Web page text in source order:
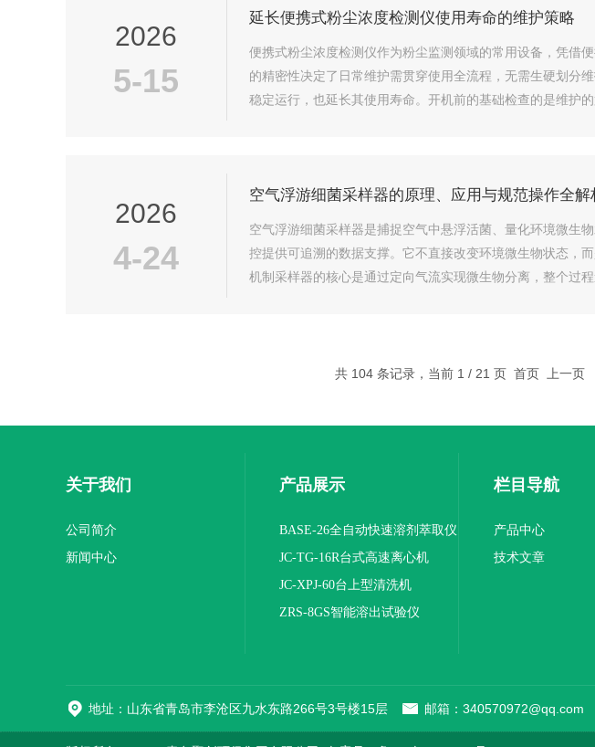
2026
5-15
延长便携式粉尘浓度检测仪使用寿命的维护策略
便携式粉尘浓度检测仪作为粉尘监测领域的常用设备，凭借
的精密性决定了日常维护需贯穿使用全流程，无需生硬划分
稳定运行，也延长其使用寿命。开机前的基础检查的是维护
2026
4-24
空气浮游细菌采样器的原理、应用与规范操作全解
空气浮游细菌采样器是捕捉空气中悬浮活菌、量化环境微生
控提供可追溯的数据支撑。它不直接改变环境微生物状态，
机制采样器的核心是通过定向气流实现微生物分离，整个过
共 104 条记录，当前 1 / 21 页 首页 上一页
关于我们
公司简介
新闻中心
产品展示
BASE-26全自动快速溶剂萃取仪
JC-TG-16R台式高速离心机
JC-XPJ-60台上型清洗机
ZRS-8GS智能溶出试验仪
栏目导航
产品中心
技术文章
地址：山东省青岛市李沧区九水东路266号3号楼15层 邮箱：340570972@qq.com